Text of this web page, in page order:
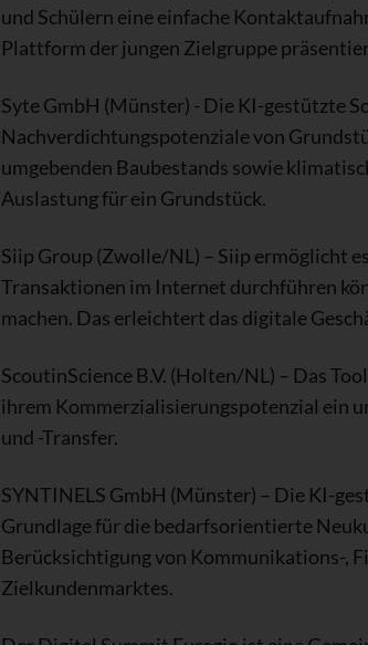
und Schülern eine einfache
Plattform der jungen Zielgruppe
Syte GmbH (Münster) - Die KI-gestützte
Nachverdichtungspotenziale von
umgebenden Baubestands sowie
Auslastung für ein Grundstück.
Siip Group (Zwolle/NL) – Siip ermöglicht
Transaktionen im Internet durchführen
machen. Das erleichtert das digitale
ScoutinScience B.V. (Holten/NL) – Das
ihrem Kommerzialisierungspotenzial ein
und -Transfer.
SYNTINELS GmbH (Münster) – Die KI-
Grundlage für die bedarfsorientierte
Berücksichtigung von Kommunikations-,
Zielkundenmarktes.